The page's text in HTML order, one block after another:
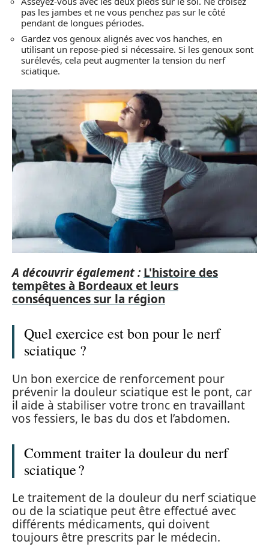
pas les jambes et ne vous penchez pas sur le côté
pendant de longues périodes.
Gardez vos genoux alignés avec vos hanches, en
utilisant un repose-pied si nécessaire. Si les genoux sont
surélevés, cela peut augmenter la tension du nerf
sciatique.
A découvrir également : L'histoire des
tempêtes à Bordeaux et leurs
conséquences sur la région
Quel exercice est bon pour le nerf
sciatique ?
Un bon exercice de renforcement pour
prévenir la douleur sciatique est le pont, car
il aide à stabiliser votre tronc en travaillant
vos fessiers, le bas du dos et l’abdomen.
Comment traiter la douleur du nerf
sciatique ?
Le traitement de la douleur du nerf sciatique
ou de la sciatique peut être effectué avec
différents médicaments, qui doivent
toujours être prescrits par le médecin.